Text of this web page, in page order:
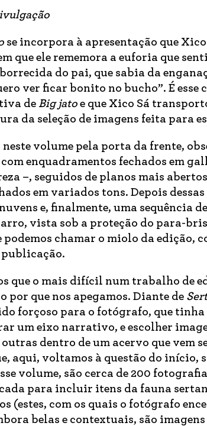
se incorpora à apresentação que
que ele rememora a euforia que
do pai, que sabia da
ver ficar bonito no bucho”. É esse
de Big jato e que Xico Sá
da seleção de imagens feita para
volume pela porta da frente,
enquadramentos fechados em
–, seguidos de planos mais
em variados tons. Depois
e, finalmente, uma sequência
vista sob a proteção do para-
podemos chamar o miolo da edição,
publicação.
que o mais difícil num trabalho de
por que nos apegamos. Diante de
forçoso para o fotógrafo, que
um eixo narrativo, e escolher
dentro de um acervo que vem
aqui, voltamos à questão do início,
volume, são cerca de 200
para incluir itens da fauna
(estes, com os quais o fotógrafo
belas e contextuais, são